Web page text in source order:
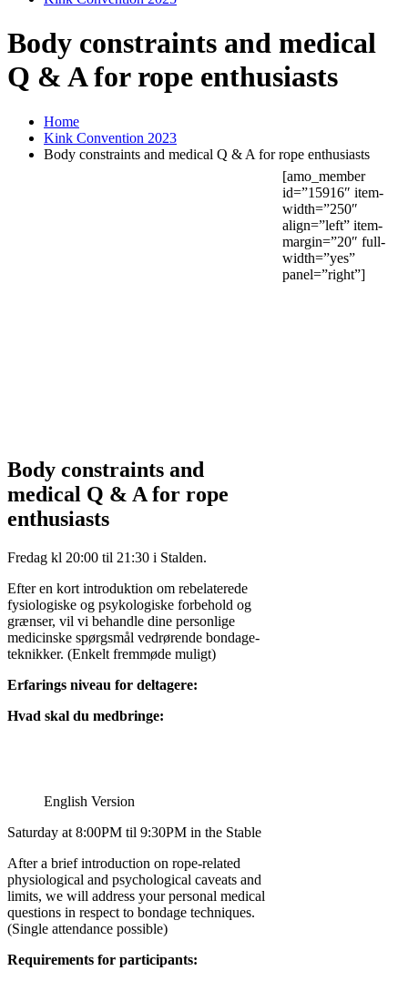
Body constraints and medical
Q & A for rope enthusiasts
Home
Kink Convention 2023
Body constraints and medical Q & A for rope enthusiasts
Body constraints and
medical Q & A for rope
enthusiasts
Fredag kl 20:00 til 21:30 i Stalden.
Efter en kort introduktion om rebelaterede
fysiologiske og psykologiske forbehold og
grænser, vil vi behandle dine personlige
medicinske spørgsmål vedrørende bondage-
teknikker. (Enkelt fremmøde muligt)
Erfarings niveau for deltagere:
Hvad skal du medbringe:
English Version
Saturday at 8:00PM til 9:30PM in the Stable
After a brief introduction on rope-related
physiological and psychological caveats and
limits, we will address your personal medical
questions in respect to bondage techniques.
(Single attendance possible)
Requirements for participants:
[amo_member
id=”15916″ item-
width=”250″
align=”left” item-
margin=”20″ full-
width=”yes”
panel=”right”]